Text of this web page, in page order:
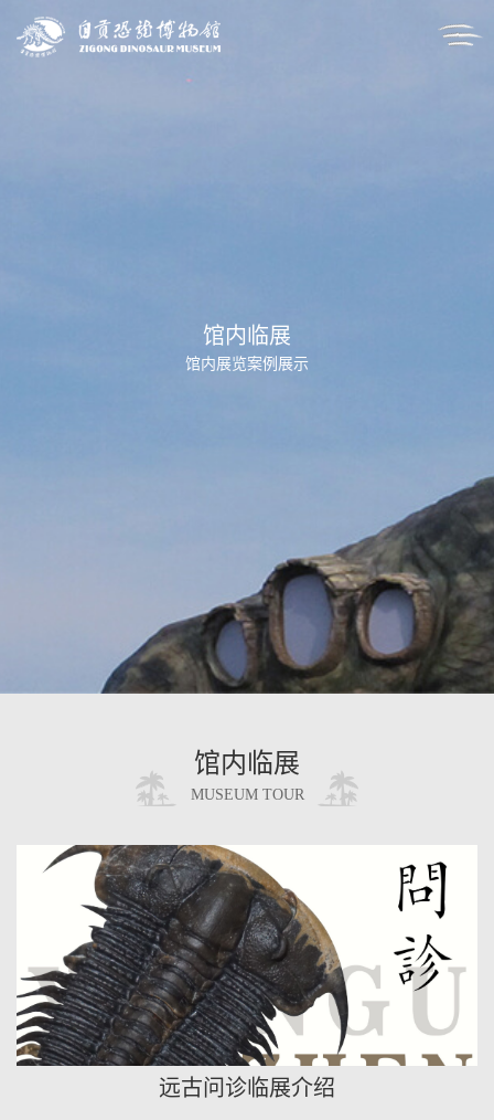
馆内临展
馆内展览案例展示
馆内临展
MUSEUM TOUR
远古问诊临展介绍